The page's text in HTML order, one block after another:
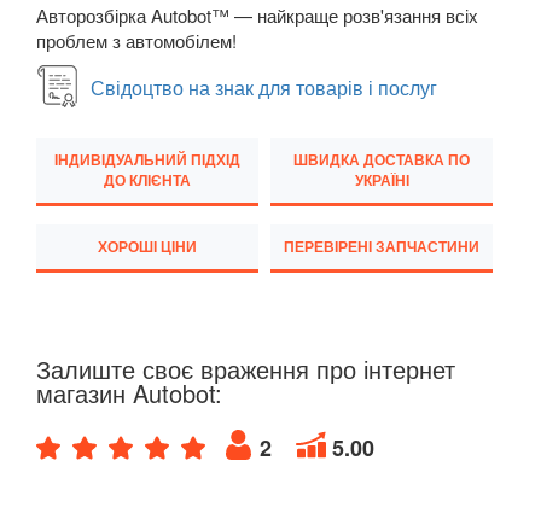
Golf V Variant (1K5)
Golf V Plus (5М1)
Golf VI (5K1)
Golf VI Cabrio (517)
Golf VI Variant (AJ5)
Golf VI Plus (521)
Golf VII Variant (BA5)
Golf VII Sportsvan
Golf VIII
Авторозбірка Autobot™ — найкраще розв'язання всіх
проблем з автомобілем!
Свідоцтво на знак для товарів і послуг
ІНДИВІДУАЛЬНИЙ ПІДХІД
ДО КЛІЄНТА
ШВИДКА ДОСТАВКА ПО
УКРАЇНІ
ХОРОШІ ЦІНИ ПЕРЕВІРЕНІ ЗАПЧАСТИНИ
Залиште своє враження про інтернет
магазин Autobot:
2 5.00